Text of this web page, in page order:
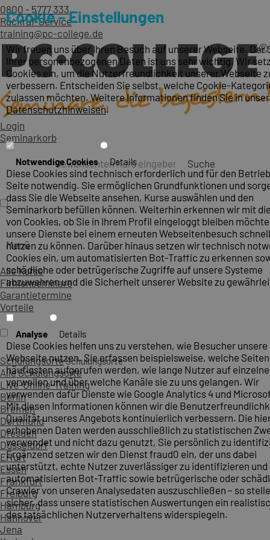
0800 - 5777 333
Rückruf-Service
training@pc-college.de
Login
Seminarkorb
Suche
Menü
Alle Kurse
Firmenseminare
Garantietermine
Vorteile
SchulungsorteSchulungsorte
Alle Schulungsorte
Live-Online-Training
Berlin
Bremen
Dortmund
Dresden
Düsseldorf
Erfurt
Essen
Frankfurt
Freiburg
Hamburg
Hannover
Jena
Cookie – Einstellungen
Wir freuen uns über Ihren Besuch auf unserer Webseite. Der
Ihrer personenbezogenen Daten ist uns sehr wichtig. Wir
Cookies ein, um die Nutzerfreundlichkeit unserer Webseite
verbessern. Entscheiden Sie selbst, welche Cookie-
zulassen möchten. Weitere Informationen finden Sie in
Datenschutzhinweisen.
Notwendige Cookies Details
Diese Cookies sind technisch erforderlich und für den
Seite notwendig. Sie ermöglichen Grundfunktionen und
dass Sie die Webseite ansehen, Kurse auswählen und den
Seminarkorb befüllen können. Weiterhin erkennen wir mit
von Cookies, ob Sie in Ihrem Profil eingeloggt bleiben
unsere Dienste bei einem erneuten Webseitenbesuch
nutzen zu können. Darüber hinaus setzen wir technisch
Cookies ein, um automatisierten Bot-Traffic zu erkennen
schädliche oder betrügerische Zugriffe auf unsere Systeme
abzuwehren und die Sicherheit unserer Website zu
Analyse Details
Diese Cookies helfen uns zu verstehen, wie Besucher unsere
Webseite nutzen. Sie erfassen beispielsweise, welche
häufigsten aufgerufen werden, wie lange Nutzer auf
verweilen und über welche Kanäle sie zu uns gelangen. Wir
verwenden dafür Dienste wie Google Analytics 4 und
Mit diesen Informationen können wir die
Qualität unseres Angebots kontinuierlich verbessern. Die
erhobenen Daten werden ausschließlich zu statistischen
verwendet und nicht dazu genutzt, Sie persönlich zu
Ergänzend setzen wir den Dienst fraud0 ein, der uns dabei
unterstützt, echte Nutzer zuverlässiger zu identifizieren und
automatisierten Bot-Traffic sowie betrügerische oder
Crawler von unseren Analysedaten auszuschließen – so
sicher, dass unsere statistischen Auswertungen ein
des tatsächlichen Nutzerverhaltens widerspiegeln.